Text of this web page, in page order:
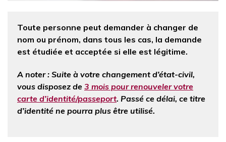
Toute personne peut demander à changer de
nom ou prénom, dans tous les cas, la demande
est étudiée et acceptée si elle est légitime.
A noter : Suite à votre changement d’état-civil,
vous disposez de 3 mois pour renouveler votre
carte d’identité/passeport. Passé ce délai, ce titre
d’identité ne pourra plus être utilisé.